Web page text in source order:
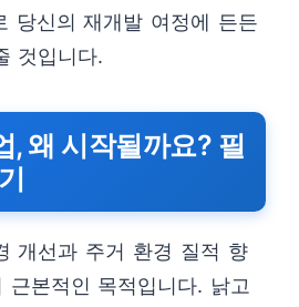
당신의 재개발 여정에 든든
것입니다.
, 왜 시작될까요? 필
개선과 주거 환경 질적 향
근본적인 목적입니다. 낡고